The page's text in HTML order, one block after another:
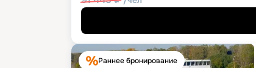
Раннее бронирование